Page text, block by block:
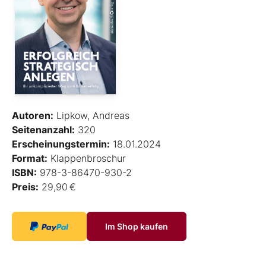
Autoren: Lipkow, Andreas
Seitenanzahl: 320
Erscheinungstermin: 18.01.2024
Format: Klappenbroschur
ISBN: 978-3-86470-930-2
Preis: 29,90 €
Im Shop kaufen